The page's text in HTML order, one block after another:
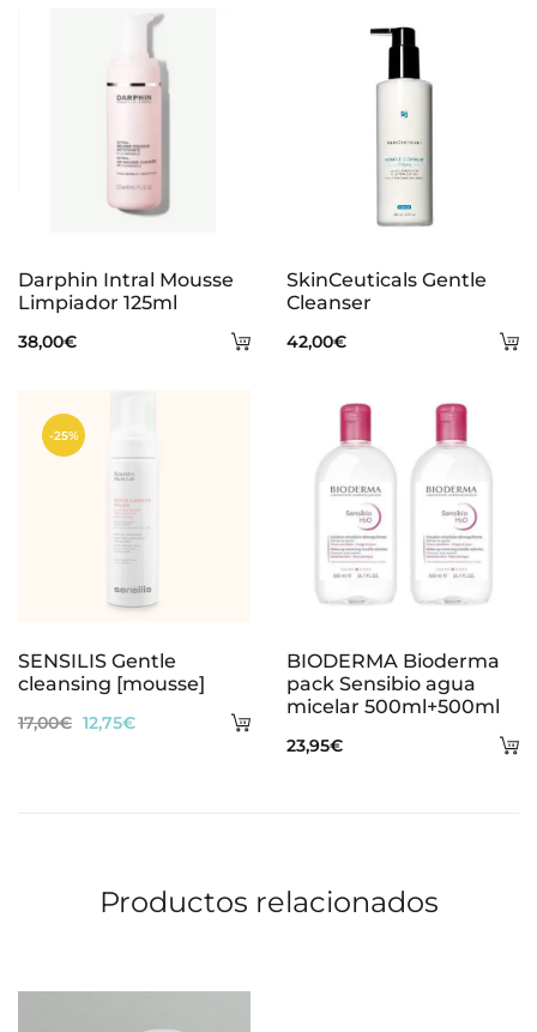
Añadir
Darphin Intral Mousse
Limpiador 125ml
38,00€
SkinCeuticals Gentle
Cleanser
42,00€
-25%
Añadir
SENSILIS Gentle
cleansing [mousse]
17,00€ El
12,75€El
BIODERMA Bioderma
pack Sensibio agua
micelar 500ml+500ml
23,95€
Productos relacionados